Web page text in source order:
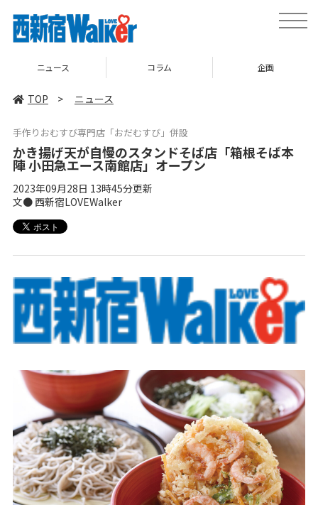
toggle
ニュース コラム 企画
TOP > ニュース
手作りおむすび専門店「おだむすび」併設
かき揚げ天が自慢のスタンドそば店「箱根そば本
陣 小田急エース南館店」オープン
2023年09月28日 13時45分更新
文● 西新宿LOVEWalker